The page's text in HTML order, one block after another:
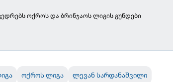
ოქროს და ბრინჯაოს ლიგის გუნდები
ოქროს ლიგა ლევან სარდანაშვილი